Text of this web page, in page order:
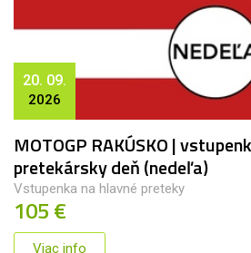
20. 09.
2026
MOTOGP RAKÚSKO |
pretekársky deň (nedeľa)
Vstupenka na hlavné preteky
105 €
Viac info